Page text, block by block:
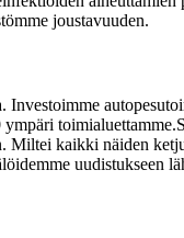
joustavuuden.
toimialuettamme.
kaikki näiden
uudistukseen